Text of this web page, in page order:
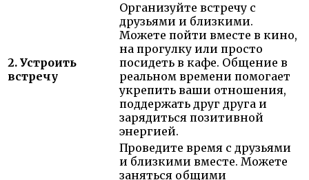
2. Устроить
встречу
Организуйте встречу с
друзьями и близкими.
Можете пойти вместе в кино,
на прогулку или просто
посидеть в кафе. Общение в
реальном времени помогает
укрепить ваши отношения,
поддержать друг друга и
зарядиться позитивной
энергией.
Проведите время с друзьями
и близкими вместе. Можете
заняться общими